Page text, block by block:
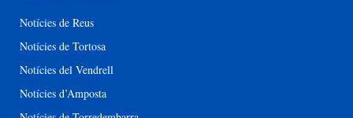
Notícies de Reus
Notícies de Tortosa
Notícies del Vendrell
Notícies d’Amposta